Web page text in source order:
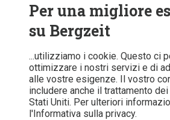
Per una migliore
su Bergzeit
...utilizziamo i cookie. Questo ci
ottimizzare i nostri servizi e di
alle vostre esigenze. Il vostro
includere anche il trattamento
Stati Uniti. Per ulteriori
l'Informativa sulla privacy.